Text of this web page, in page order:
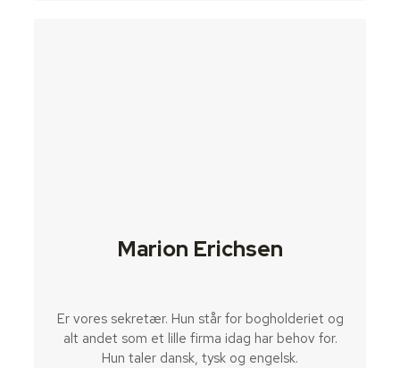
Marion Erichsen
Er vores sekretær. Hun står for bogholderiet og
alt andet som et lille firma idag har behov for.
Hun taler dansk, tysk og engelsk.